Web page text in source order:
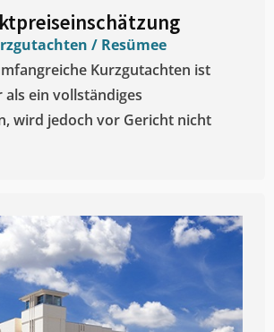
/ Resümee
Kurzgutachten ist
ein vollständiges
wird jedoch vor Gericht nicht